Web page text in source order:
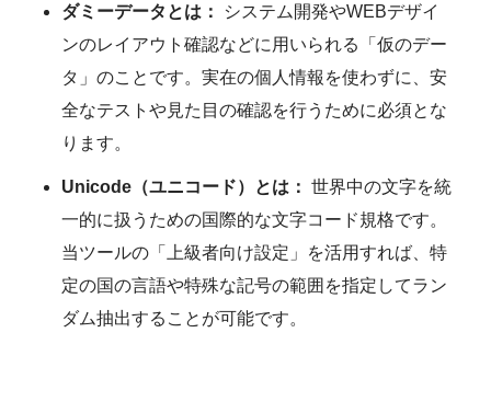
ダミーデータとは：
システム開発やWEBデザイ
ンのレイアウト確認などに用いられる「仮のデー
タ」のことです。実在の個人情報を使わずに、安
全なテストや見た目の確認を行うために必須とな
ります。
Unicode（ユニコード）とは： 世界中の文字を統
一的に扱うための国際的な文字コード規格です。
当ツールの「上級者向け設定」を活用すれば、特
定の国の言語や特殊な記号の範囲を指定してラン
ダム抽出することが可能です。